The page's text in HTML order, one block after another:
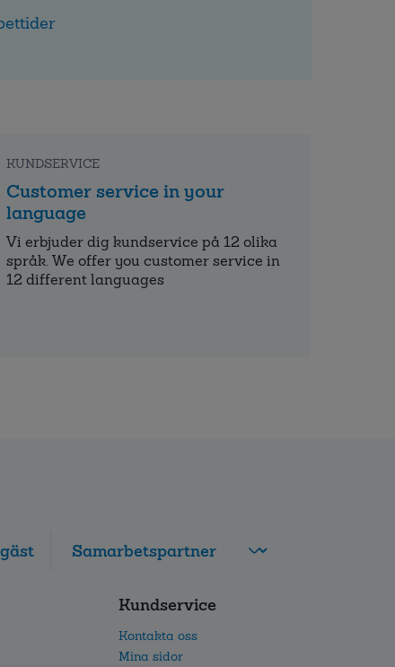
KUNDSERVICE
Customer service in your
language
Vi erbjuder dig kundservice på 12 olika
språk. We offer you customer service in
12 different languages
Tjänstepension
grupp
Leverantörswebb
Kundservice
Kontakta oss
Mina sidor